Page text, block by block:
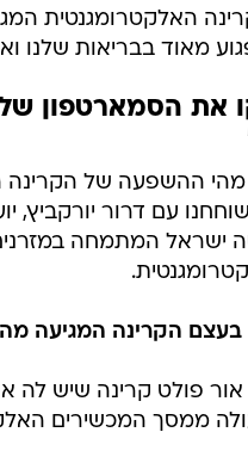
האלקטרומגנטית
מאוד בבריאות שלנו
את הסמארטפון
מהי ההשפעה של הקרינה
עם דרור יורקביץ,
ישראל המתמחה
בעצם הקרינה המגיעה
פולט קרינה שיש לה
ממסך המכשירים